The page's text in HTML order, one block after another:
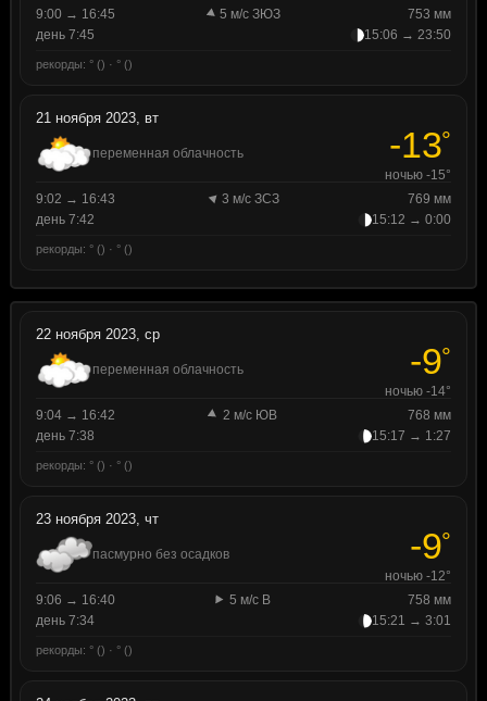
9:00 → 16:45
5 м/с ЗЮЗ
753 мм
день 7:45
15:06 → 23:50
рекорды: ° () · ° ()
21 ноября 2023, вт
переменная облачность -13°
ночью -15°
9:02 → 16:43
3 м/с ЗСЗ
769 мм
день 7:42
15:12 → 0:00
рекорды: ° () · ° ()
22 ноября 2023, ср
переменная облачность -9°
ночью -14°
9:04 → 16:42
2 м/с ЮВ
768 мм
день 7:38
15:17 → 1:27
рекорды: ° () · ° ()
23 ноября 2023, чт
пасмурно без осадков -9°
ночью -12°
9:06 → 16:40
5 м/с В
758 мм
день 7:34
15:21 → 3:01
рекорды: ° () · ° ()